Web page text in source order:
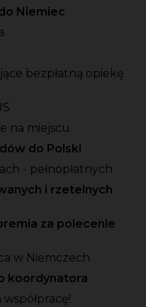
Niemiec
bezpłatną opiekę
na miejscu
do Polski
- pełnopłatnych
i rzetelnych
za polecenie
w Niemczech
koordynatora
współpracę!